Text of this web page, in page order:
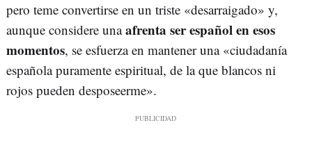
pero teme convertirse en un triste «desarraigado» y,
aunque considere unaafrenta ser español en esos
momentos, se esfuerza en mantener una «ciudadanía
española puramente espiritual, de la que blancos ni
rojos pueden desposeerme».